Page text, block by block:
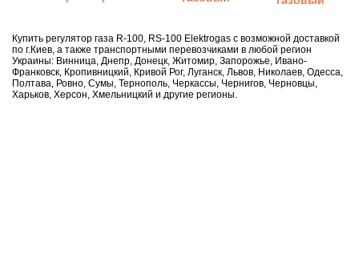
Купить регулятор газа R-100, RS-100 Elektrogas с возможной доставкой
по г.Киев, а также транспортными перевозчиками в любой регион
Украины: Винница, Днепр, Донецк, Житомир, Запорожье, Ивано-
Франковск, Кропивницкий, Кривой Рог, Луганск, Львов, Николаев, Одесса,
Полтава, Ровно, Сумы, Тернополь, Черкассы, Чернигов, Черновцы,
Харьков, Херсон, Хмельницкий и другие регионы.